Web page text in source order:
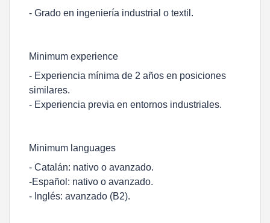
- Grado en ingeniería industrial o textil.
Minimum experience
- Experiencia mínima de 2 años en posiciones
similares.
- Experiencia previa en entornos industriales.
Minimum languages
- Catalán: nativo o avanzado.
-Español: nativo o avanzado.
- Inglés: avanzado (B2).